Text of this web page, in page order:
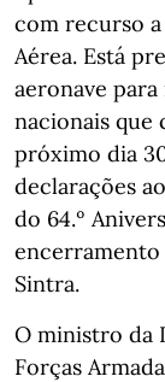
com recurso a
Aérea. Está
aeronave
nacionais que
próximo dia
declarações
do 64.º
encerramento
Sintra.
O ministro da
Forças